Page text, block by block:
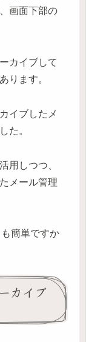
画面下部の
カイブして
ります。
イブしたメ
た。
用しつつ、
メール管理
簡単ですか
カイブ